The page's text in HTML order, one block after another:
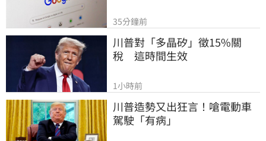
35分鐘前
川普對「多晶矽」徵15%關
稅　這時間生效
1小時前
川普造勢又出狂言！嗆電動車
駕駛「有病」